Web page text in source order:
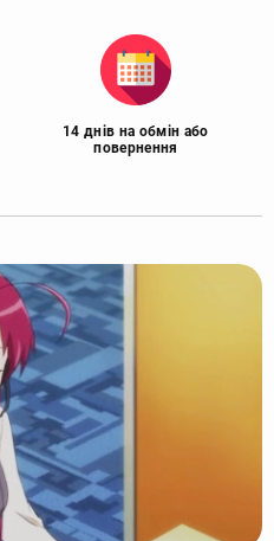
14 днів на обмін або
повернення